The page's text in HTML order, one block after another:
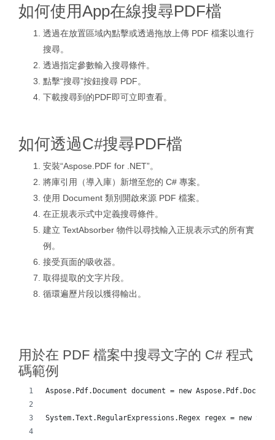
如何使用App在線搜尋PDF檔
透過在放置區域內點擊或透過拖放上傳 PDF 檔案以進行
搜尋。
透過指定參數輸入搜尋條件。
點擊“搜尋”按鈕搜尋 PDF。
下載搜尋到的PDF即可立即查看。
如何透過C#搜尋PDF檔
安裝“Aspose.PDF for .NET”。
將庫引用（導入庫）新增至您的 C# 專案。
使用 Document 類別開啟來源 PDF 檔案。
在正規表示式中定義搜尋條件。
建立 TextAbsorber 物件以尋找輸入正規表示式的所有實
例。
接受頁面的吸收器。
取得提取的文字片段。
循環遍歷片段以獲得輸出。
用於在 PDF 檔案中搜尋文字的 C# 程式
碼範例
Aspose.Pdf.Document document = new
System.Text.RegularExpressions.Regex regex = new